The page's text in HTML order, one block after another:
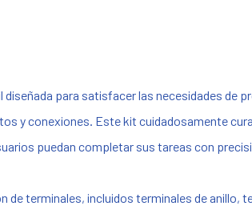
para satisfacer las necesidades de
y conexiones. Este kit cuidadosamente
puedan completar sus tareas con
de terminales, incluidos terminales de anillo,